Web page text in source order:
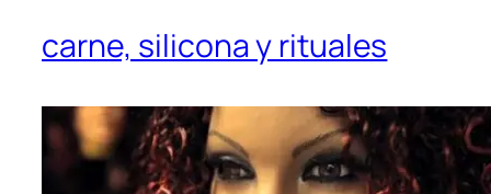
carne, silicona y rituales